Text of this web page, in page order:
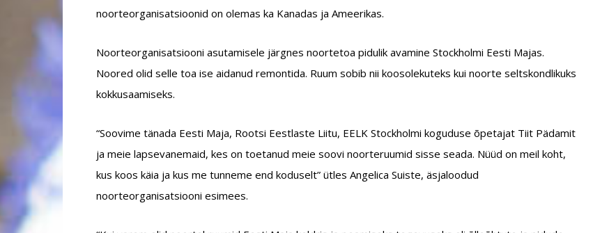
noorteorganisatsioonid on olemas ka Kanadas ja Ameerikas.
Noorteorganisatsiooni asutamisele järgnes noortetoa pidulik avamine Stockholmi Eesti Majas.
Noored olid selle toa ise aidanud remontida. Ruum sobib nii koosolekuteks kui noorte seltskondlikuks
kokkusaamiseks.
“Soovime tänada Eesti Maja, Rootsi Eestlaste Liitu, EELK Stockholmi koguduse õpetajat Tiit Pädamit
ja meie lapsevanemaid, kes on toetanud meie soovi noorteruumid sisse seada. Nüüd on meil koht,
kus koos käia ja kus me tunneme end koduselt” ütles Angelica Suiste, äsjaloodud
noorteorganisatsiooni esimees.